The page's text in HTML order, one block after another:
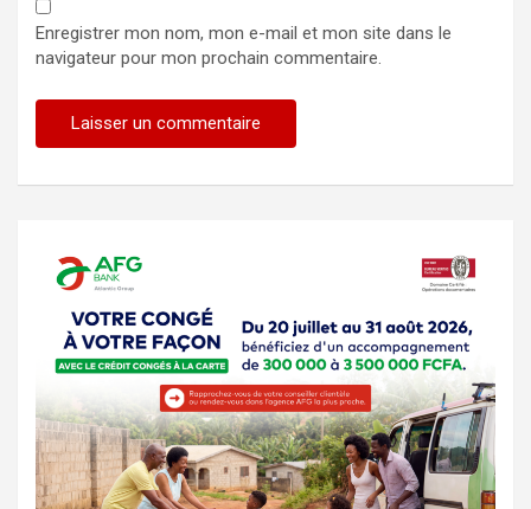
Enregistrer mon nom, mon e-mail et mon site dans le
navigateur pour mon prochain commentaire.